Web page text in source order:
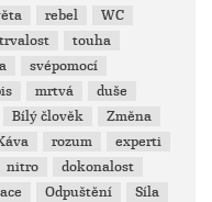
rebel
WC
touha
svépomocí
mrtvá
duše
Bílý člověk
Změna
rozum
experti
nitro
dokonalost
Odpuštění
Síla